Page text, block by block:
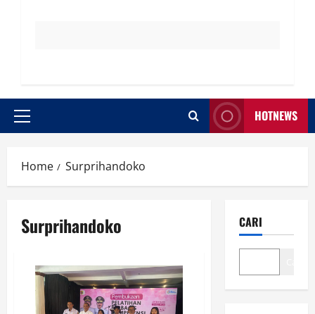
Primary
HOTNEWS
Home Surprihandoko
Surprihandoko CARI